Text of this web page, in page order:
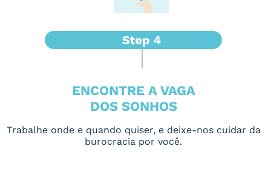
ENCONTRE A VAGA
DOS SONHOS
Trabalhe onde e quando quiser, e deixe-nos cuidar da
burocracia por você.